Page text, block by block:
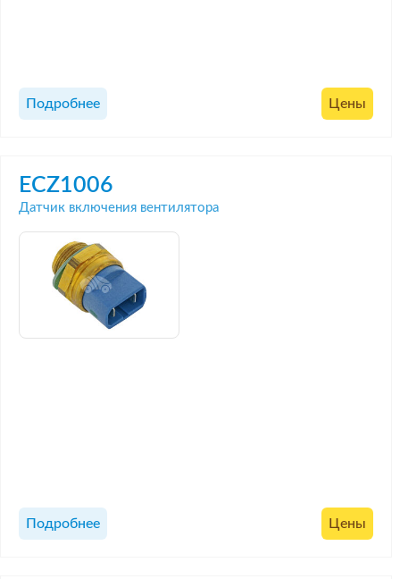
Подробнее Цены
ECZ1006
Датчик включения вентилятора
Подробнее Цены